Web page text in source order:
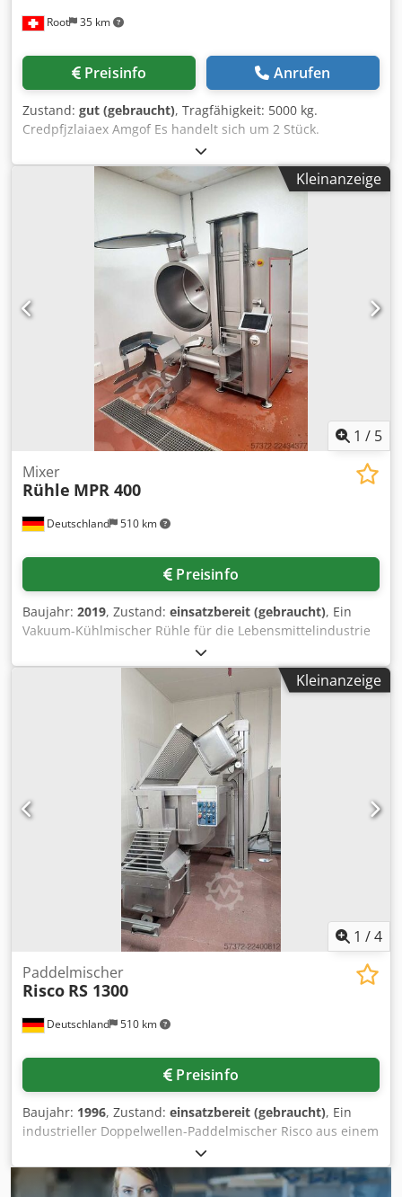
Root 35 km
Preisinfo Anrufen
Zustand: gut (gebraucht), Tragfähigkeit: 5000 kg.
Credpfjzlaiaex Amgof Es handelt sich um 2 Stück.
Kleinanzeige
1 / 5
Deutschland 510 km
Mixer
Rühle MPR 400
Preisinfo
Baujahr: 2019, Zustand: einsatzbereit (gebraucht), Ein
Vakuum-Kühlmischer Rühle für die Lebensmittelindustrie
steht zur Verfügung. Behältervolumen: 400l, max.
Befüllmenge: 300l, Mischarmdrehzahl: 25U/min,
Hebehilfentraglast: 400kg. Maschinendimensionen X/Y/Z:
ca. 1900mm/2150mm/1650mm, Gewicht: ca. 1500kg.
Inklusive einer integrierten Beschickungs- und Hebehilfe.
Dokumentation vorhanden. Eine Besichtigung vor Ort ist
möglich. Crodpfxezpywlj Amgsf
Kleinanzeige
1 /4
Deutschland 510 km
Paddelmischer
Risco RS 1300
Preisinfo
Baujahr: 1996, Zustand: einsatzbereit (gebraucht), Ein
industrieller Doppelwellen-Paddelmischer Risco aus einem
Geflügelhof steht zur Verfügung. Mischwellen: 2, Behälter-
Nennvolumen: 1300l, max. Chargenkapazität: ca. 1300kg,
Antriebsleistung: 15kW, Homogenität: fast 100%,